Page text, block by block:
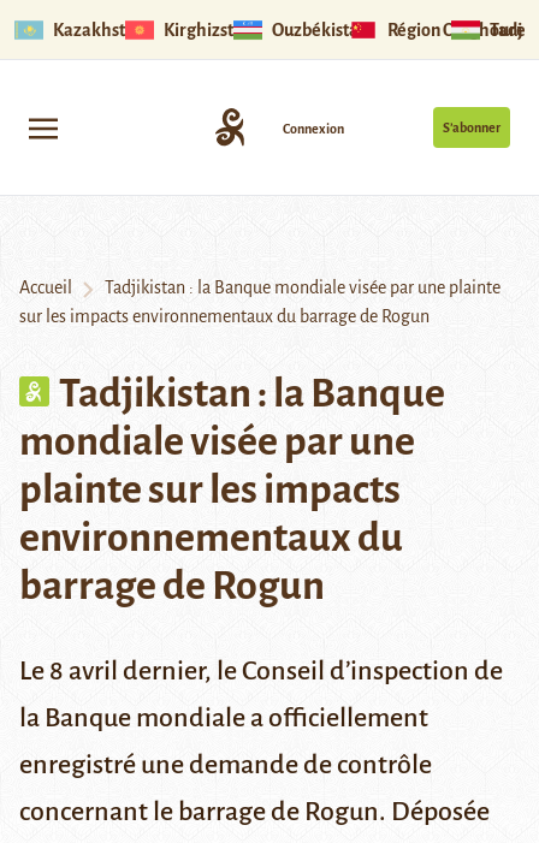
Kazakhstan Kirghizstan Ouzbékistan Région Ouïghoure
S’abonner
Connexion
Accueil
Tadjikistan : la Banque mondiale visée par une plainte
sur les impacts environnementaux du barrage de Rogun
Tadjikistan : la Banque
mondiale visée par une
plainte sur les impacts
environnementaux du
barrage de Rogun
Le 8 avril dernier, le Conseil d’inspection de
la Banque mondiale a officiellement
enregistré une demande de contrôle
concernant le barrage de Rogun. Déposée